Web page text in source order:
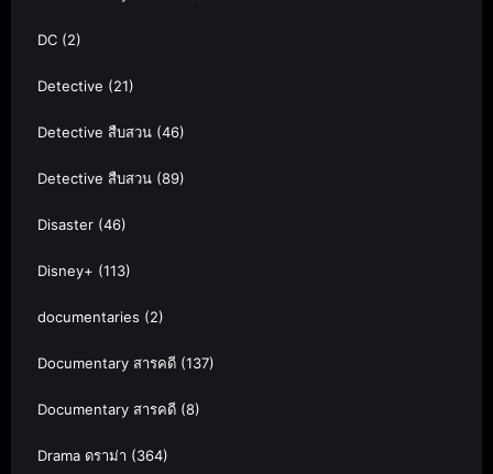
DC (2)
Detective (21)
Detective สืบสวน (46)
Detective สืบสวน (89)
Disaster (46)
Disney+ (113)
documentaries (2)
Documentary สารคดี (137)
Documentary สารคดี (8)
Drama ดราม่า (364)